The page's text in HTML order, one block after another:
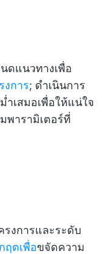
ดแนวทางเพื่อ
งการ; ดำเนินการ
เสมอเพื่อให้แน่ใจ
พารามิเตอร์ที่
งการและระดับ
ฤตเพื่อขจัดความ